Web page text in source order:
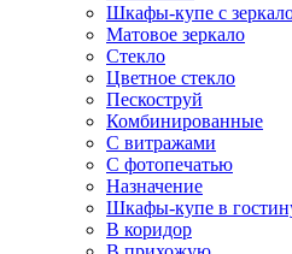
Шкафы-купе с
Матовое зеркало
Стекло
Цветное стекло
Пескоструй
Комбинированные
С витражами
С фотопечатью
Назначение
Шкафы-купе в
В коридор